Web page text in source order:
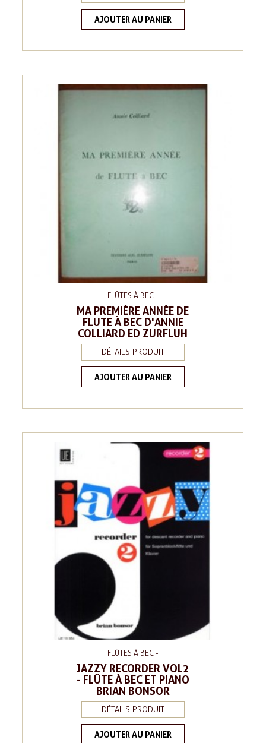
AJOUTER AU PANIER
FLÛTES À BEC -
MA PREMIÈRE ANNÉE DE
FLUTE À BEC D'ANNIE
COLLIARD ED ZURFLUH
DÉTAILS PRODUIT
AJOUTER AU PANIER
FLÛTES À BEC -
JAZZY RECORDER VOL2
- FLÛTE À BEC ET PIANO
BRIAN BONSOR
DÉTAILS PRODUIT
AJOUTER AU PANIER